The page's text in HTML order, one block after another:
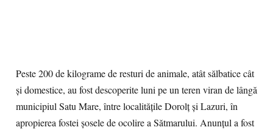
Peste 200 de kilograme de resturi de animale, atât sălbatice cât
şi domestice, au fost descoperite luni pe un teren viran de lângă
municipiul Satu Mare, între localităţile Dorolţ şi Lazuri, în
apropierea fostei şosele de ocolire a Sătmarului. Anunţul a fost